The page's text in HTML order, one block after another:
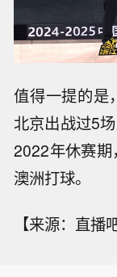
值得一提的是
北京出战过5
2022年休赛
澳洲打球。
【来源：直播